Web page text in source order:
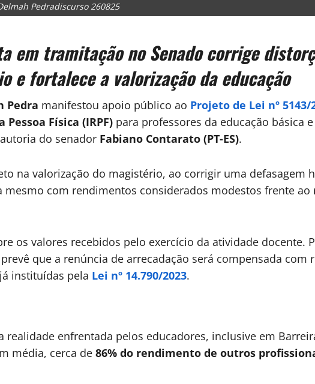
Pedradiscurso 260825
em tramitação no Senado corrige
e fortalece a valorização da educação
Pedra manifestou apoio público ao Projeto de Lei nº 5143/
Física (IRPF) para professores da educação básica
do senador Fabiano Contarato (PT-ES).
na valorização do magistério, ao corrigir uma defasagem
com rendimentos considerados modestos frente ao
os valores recebidos pelo exercício da atividade docente.
que a renúncia de arrecadação será compensada com
instituídas pela Lei nº 14.790/2023.
enfrentada pelos educadores, inclusive em
média, cerca de 86% do rendimento de outros